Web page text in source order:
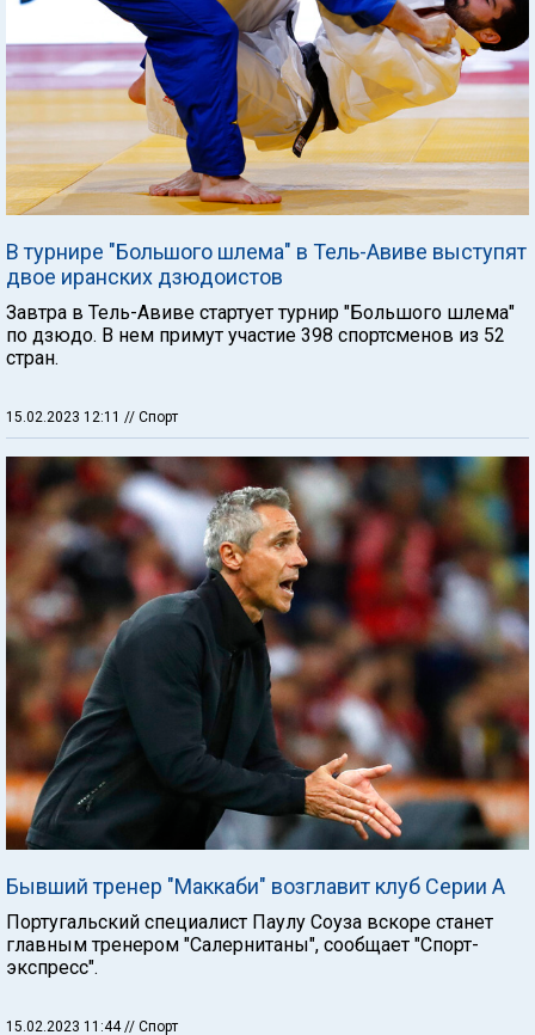
В турнире "Большого шлема" в Тель-Авиве выступят
двое иранских дзюдоистов
Завтра в Тель-Авиве стартует турнир "Большого шлема"
по дзюдо. В нем примут участие 398 спортсменов из 52
стран.
15.02.2023 12:11 // Спорт
Бывший тренер "Маккаби" возглавит клуб Серии А
Португальский специалист Паулу Соуза вскоре станет
главным тренером "Салернитаны", сообщает "Спорт-
экспресс".
15.02.2023 11:44 // Спорт